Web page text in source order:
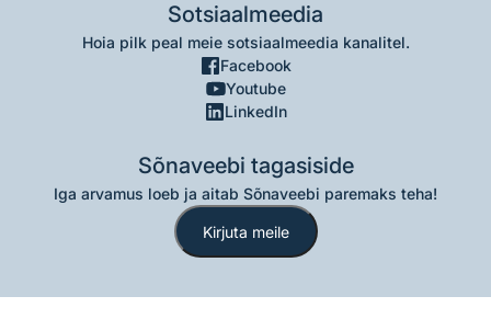
Sotsiaalmeedia
Hoia pilk peal meie sotsiaalmeedia kanalitel.
Facebook
Youtube
LinkedIn
Sõnaveebi tagasiside
Iga arvamus loeb ja aitab Sõnaveebi paremaks teha!
Kirjuta meile